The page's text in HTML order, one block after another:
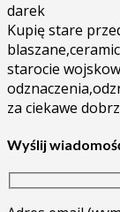
darek
Kupię stare
starocie
za ciekawe
Wyślij